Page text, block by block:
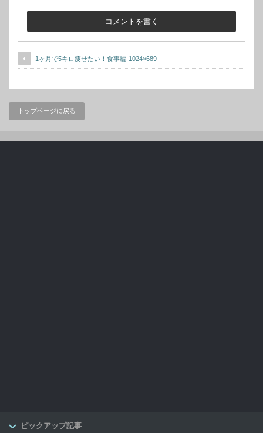
1ヶ月で5キロ痩せたい！食事編-1024×689
トップページに戻る
ピックアップ記事